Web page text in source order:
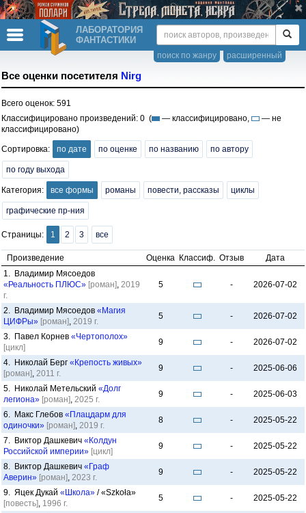
ЛАБОРАТОРИЯ
ФАНТАСТИКИ
расширенный
поиск по жанру
Все оценки посетителя Nirg
Всего оценок: 591
Классифицировано произведений: 0 (
— классифицировано,
— не
классифицировано)
Сортировка: по дате по оценке по названию по автору
по году выхода
Категория: все формы романы повести, рассказы циклы
графические пр-ния
Страницы: 1 2 3 все
Произведение Оценка Классиф. Отзыв
Дата
1. Владимир Мясоедов
«Реальность ПЛЮС» [роман], 2019
г.
5 - 2026-07-02
2. Владимир Мясоедов «Магия
ЦИФРы» [роман], 2019 г.
5 - 2026-07-02
3. Павел Корнев «Чертополох»
[цикл]
9 - 2026-07-02
4. Николай Берг «Крепость живых»
[роман], 2011 г.
9 - 2025-06-06
5. Николай Метельский «Долг
легиона» [роман], 2025 г.
9 - 2025-06-03
6. Макс Глебов «Плацдарм для
одиночки» [роман], 2019 г.
8 - 2025-05-22
7. Виктор Дашкевич «Колдун
Российской империи» [цикл]
9 - 2025-05-22
8. Виктор Дашкевич «Граф
Аверин» [роман], 2023 г.
9 - 2025-05-22
9. Яцек Дукай «Школа» / «Szkoła»
[повесть], 1996 г.
5 - 2025-05-22